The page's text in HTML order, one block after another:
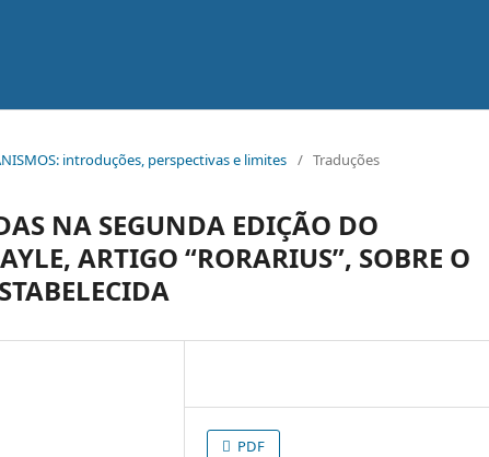
introduções, perspectivas e limites / Traduções
NA SEGUNDA EDIÇÃO DO
ARTIGO “RORARIUS”, SOBRE O
PDF